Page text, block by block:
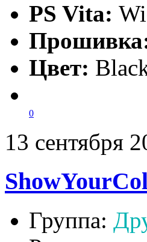
PS Vita:
Цвет:
0
13 сентября
Группа: